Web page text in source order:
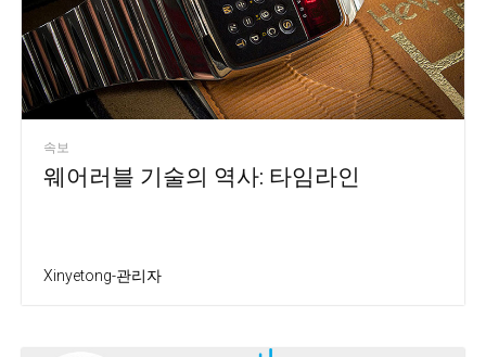
속보
웨어러블 기술의 역사: 타임라인
Xinyetong-관리자